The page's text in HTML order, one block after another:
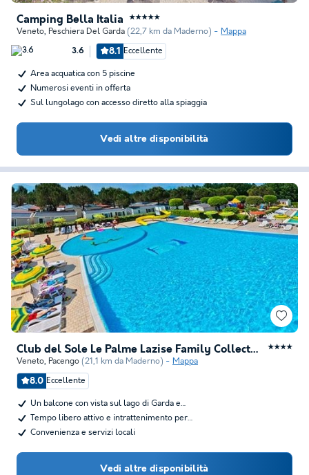
Camping Bella Italia ★★★★★
Veneto, Peschiera Del Garda (22,7 km da Maderno) Mappa
3.6 8.1 Eccellente
Area acquatica con 5 piscine
Numerosi eventi in offerta
Sul lungolago con accesso diretto alla spiaggia
Vedi altre disponibilità
Club del Sole Le Palme Lazise Family Collection ★★★★
Veneto, Pacengo (21,1 km da Maderno) Mappa
8.0 Eccellente
Un balcone con vista sul lago di Garda e…
Tempo libero attivo e intrattenimento per…
Convenienza e servizi locali
Vedi altre disponibilità